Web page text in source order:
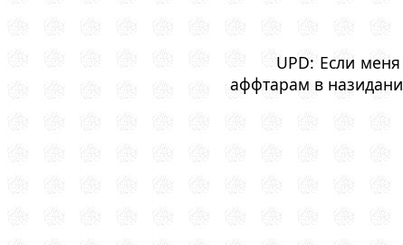
UPD: Если
аффтарам в